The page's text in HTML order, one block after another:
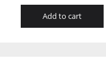
Add to cart